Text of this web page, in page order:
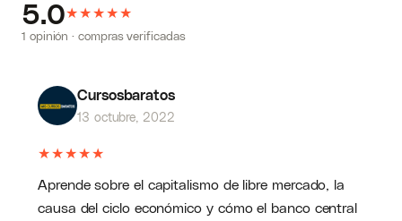
5.0★★★★★
1 opinión · compras verificadas
Cursosbaratos
13 octubre, 2022
★★★★★
Aprende sobre el capitalismo de libre mercado, la
causa del ciclo económico y cómo el banco central